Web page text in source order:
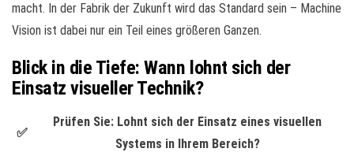
macht. In der Fabrik der Zukunft wird das Standard sein – Machine
Vision ist dabei nur ein Teil eines größeren Ganzen.
Blick in die Tiefe: Wann lohnt sich der
Einsatz visueller Technik?
✅
Prüfen Sie: Lohnt sich der Einsatz eines visuellen
Systems in Ihrem Bereich?